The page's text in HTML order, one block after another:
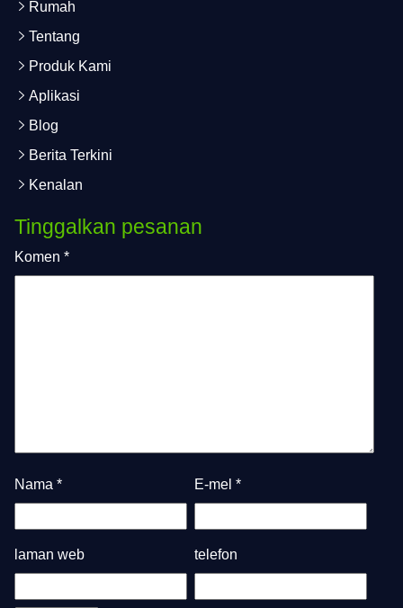
Rumah
Tentang
Produk Kami
Aplikasi
Blog
Berita Terkini
Kenalan
Tinggalkan pesanan
Komen *
Nama * E-mel *
laman web telefon